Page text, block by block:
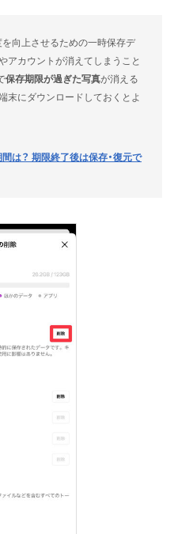
向上させるための一時保存デ
アカウントが消えてしまうこと
保存期限が過ぎた写真が消える
末にダウンロードしておくとよ
間は？ 期限終了後は保存・復元で